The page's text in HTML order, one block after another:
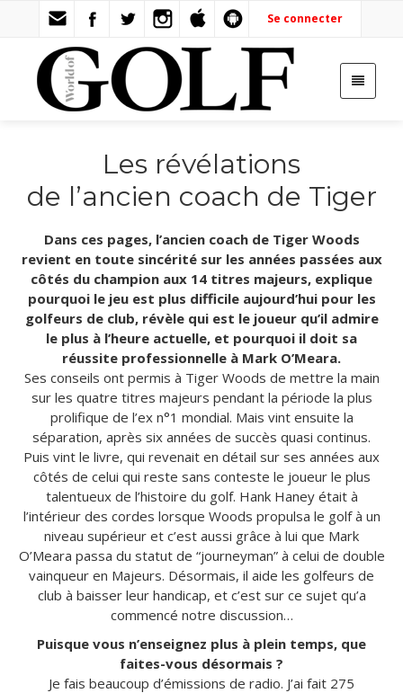
Se connecter
Les révélations
de l’ancien coach de Tiger
Dans ces pages, l’ancien coach de Tiger Woods
revient en toute sincérité sur les années passées aux
côtés du champion aux 14 titres majeurs, explique
pourquoi le jeu est plus difficile aujourd’hui pour les
golfeurs de club, révèle qui est le joueur qu’il admire
le plus à l’heure actuelle, et pourquoi il doit sa
réussite professionnelle à Mark O’Meara.
Ses conseils ont permis à Tiger Woods de mettre la main
sur les quatre titres majeurs pendant la période la plus
prolifique de l’ex n°1 mondial. Mais vint ensuite la
séparation, après six années de succès quasi continus.
Puis vint le livre, qui revenait en détail sur ses années aux
côtés de celui qui reste sans conteste le joueur le plus
talentueux de l’histoire du golf. Hank Haney était à
l’intérieur des cordes lorsque Woods propulsa le golf à un
niveau supérieur et c’est aussi grâce à lui que Mark
O’Meara passa du statut de “journeyman” à celui de double
vainqueur en Majeurs. Désormais, il aide les golfeurs de
club à baisser leur handicap, et c’est sur ce sujet qu’a
commencé notre discussion…
Puisque vous n’enseignez plus à plein temps, que
faites-vous désormais ?
Je fais beaucoup d’émissions de radio. J’ai fait 275